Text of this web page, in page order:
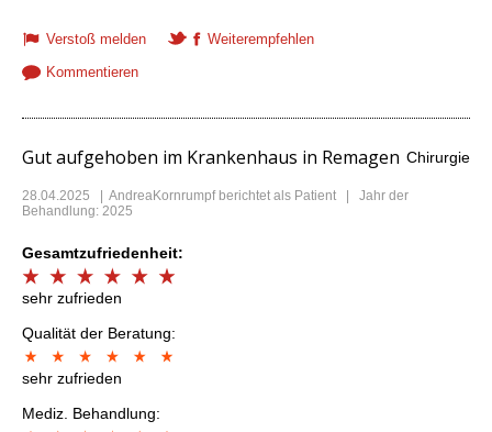
Verstoß melden
Weiterempfehlen
Kommentieren
Gut aufgehoben im Krankenhaus in Remagen Chirurgie
28.04.2025 AndreaKornrumpfberichtet als Patient | Jahr der
Behandlung: 2025
Gesamtzufriedenheit:
sehr zufrieden
Qualität der Beratung:
sehr zufrieden
Mediz. Behandlung: